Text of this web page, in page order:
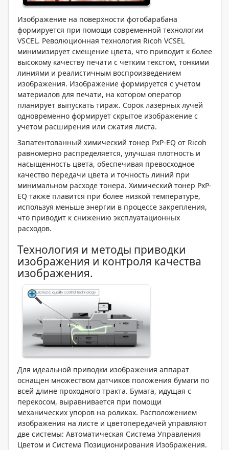
Изображение на поверхности фотобарабана
формируется при помощи современной технологии
VSCEL. Революционная технология Ricoh VCSEL
минимизирует смещение цвета, что приводит к более
высокому качеству печати с четким текстом, тонкими
линиями и реалистичным воспроизведением
изображения. Изображение формируется с учетом
материалов для печати, на котором оператор
планирует выпускать тираж. Сорок лазерных лучей
одновременно формирует скрытое изображение с
учетом расширения или сжатия листа.
Запатентованный химический тонер PxP-EQ от Ricoh
равномерно распределяется, улучшая плотность и
насыщенность цвета, обеспечивая превосходное
качество передачи цвета и точность линий при
минимальном расходе тонера. Химический тонер PxP-
EQ также плавится при более низкой температуре,
используя меньше энергии в процессе закрепления,
что приводит к снижению эксплуатационных
расходов.
Технология и методы приводки
изображения и контроля качества
изображения.
Для идеальной приводки изображения аппарат
оснащен множеством датчиков положения бумаги по
всей длине проходного тракта. Бумага, идущая с
перекосом, выравнивается при помощи
механических упоров на роликах. Расположением
изображения на листе и цветопередачей управляют
две системы: Автоматическая Система Управления
Цветом и Система Позиционирования Изображения.